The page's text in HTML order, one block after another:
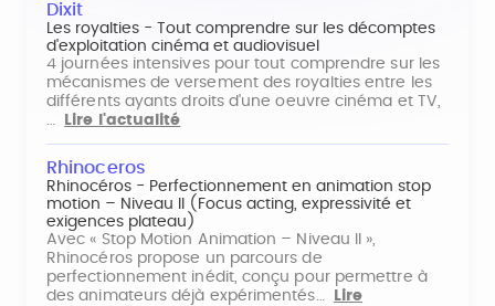
Dixit
Les royalties - Tout comprendre sur les décomptes
d'exploitation cinéma et audiovisuel
4 journées intensives pour tout comprendre sur les
mécanismes de versement des royalties entre les
différents ayants droits d'une oeuvre cinéma et TV,
…
Lire l'actualité
Rhinoceros
Rhinocéros - Perfectionnement en animation stop
motion – Niveau II (Focus acting, expressivité et
exigences plateau)
Avec « Stop Motion Animation – Niveau II »,
Rhinocéros propose un parcours de
perfectionnement inédit, conçu pour permettre à
des animateurs déjà expérimentés…
Lire